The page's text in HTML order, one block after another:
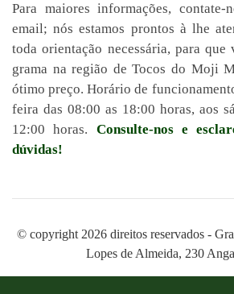
Para maiores informações,
email; nós estamos prontos à lhe
toda orientação necessária, para que
grama na região de Tocos do Moji
ótimo preço. Horário de
feira das 08:00 as 18:00 horas, aos
12:00 horas. Consulte-nos e
dúvidas!
© copyright 2026 direitos reservados -
Lopes de Almeida, 230